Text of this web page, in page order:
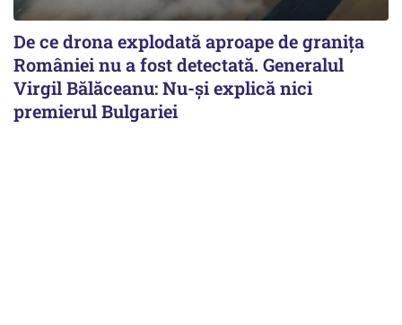
De ce drona explodată aproape de granița
României nu a fost detectată. Generalul
Virgil Bălăceanu: Nu-și explică nici
premierul Bulgariei